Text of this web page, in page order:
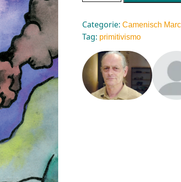
Categorie: Camenisch
Tag: primitivismo